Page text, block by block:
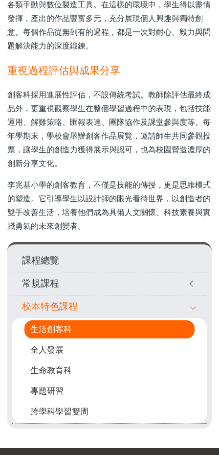
各類手動與數位製造工具。在這樣的環境中，學生得以盡情
發揮，產出的作品豐富多元，充分展現個人興趣與獨特創
意。每個作品從無到有的過程，都是一次對耐心、毅力與問
題解決能力的深度鍛鍊。
重視過程評估與成果分享
創客科採用進展性評估，不設傳統考試。教師除評估最終成
品外，更重視觀察學生在整個學習過程中的表現，包括技能
運用、解難策略、匯報表達、團隊協作及課堂參與度等。每
年學期末，學校會舉辦創客作品展覽，邀請師生共同參觀投
票，讓學生的創造力獲得展示與認可，也為校園營造濃厚的
創新分享文化。
李兆基小學的創客教育，不僅是技能的傳授，更是思維模式
的塑造。它引導學生以設計師的眼光看待世界，以創造者的
雙手改善生活，培養他們成為具備人文關懷、科技素養與實
踐勇氣的未來創變者。
Main
navigation
課程總覽
常規課程
校本特色課程
生活創客科
全人發展
生命教育科
專題研習
跨學科學習雙周